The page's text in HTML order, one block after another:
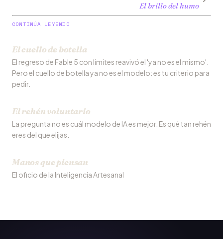
El brillo del humo
CONTINÚA LEYENDO
El cuello de botella
El regreso de Fable 5 con límites reavivó el 'ya no es el mismo'.
Pero el cuello de botella ya no es el modelo: es tu criterio para
pedir.
El rehén voluntario
La pregunta no es cuál modelo de IA es mejor. Es qué tan rehén
eres del que elijas.
Manos que piensan
El oficio de la Inteligencia Artesanal